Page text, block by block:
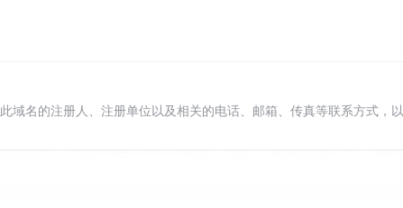
域名的注册人、注册单位以及相关的电话、邮箱、传真等联系方式，